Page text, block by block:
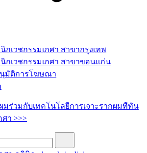
กเวชกรรมเกศา สาขากรุงเทพ
กเวชกรรมเกศา สาขาขอนแก่น
มัติการโฆษณา
มร่วมกับเทคโนโลยีการเจาะรากผมทีทัน
า >>>